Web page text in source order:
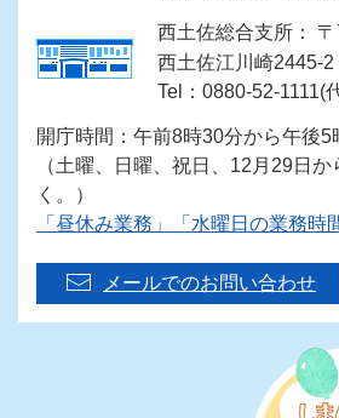
西土佐総合支所：
西土佐江川崎2445-2
Tel：0880-52-1111(
開庁時間：午前8時30分から午後5
（土曜、日曜、祝日、12月29日
く。）
「昼休み業務」「水曜日の業務時
メールでのお問い合わせ